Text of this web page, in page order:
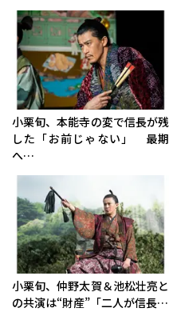
小栗旬、本能寺の変で信長が残
した「お前じゃない」 最期
へ…
小栗旬、仲野太賀＆池松壮亮と
の共演は“財産”「二人が信長…